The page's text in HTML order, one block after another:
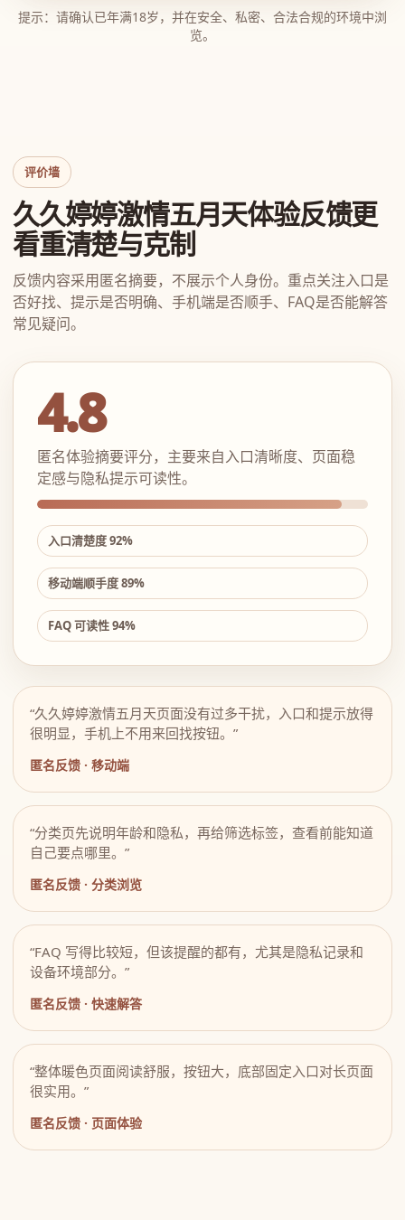
提示：请确认已年满18岁，并在安全、私密、合法合规的环境中浏
览。
评价墙
久久婷婷激情五月天体验反馈更
看重清楚与克制
反馈内容采用匿名摘要，不展示个人身份。重点关注入口是
否好找、提示是否明确、手机端是否顺手、FAQ是否能解答
常见疑问。
4.8
匿名体验摘要评分，主要来自入口清晰度、页面稳
定感与隐私提示可读性。
入口清楚度 92%
移动端顺手度 89%
FAQ 可读性 94%
“久久婷婷激情五月天页面没有过多干扰，入口和提示放得
很明显，手机上不用来回找按钮。”
匿名反馈 · 移动端
“分类页先说明年龄和隐私，再给筛选标签，查看前能知道
自己要点哪里。”
匿名反馈 · 分类浏览
“FAQ 写得比较短，但该提醒的都有，尤其是隐私记录和
设备环境部分。”
匿名反馈 · 快速解答
“整体暖色页面阅读舒服，按钮大，底部固定入口对长页面
很实用。”
匿名反馈 · 页面体验